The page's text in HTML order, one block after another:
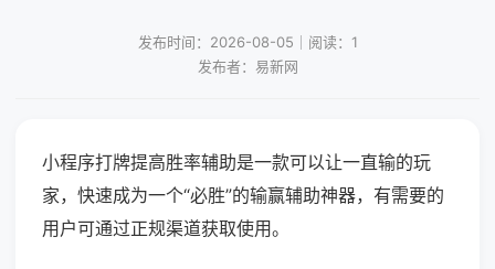
发布时间：2026-08-05｜阅读：1
发布者：易新网
小程序打牌提高胜率辅助是一款可以让一直输的玩
家，快速成为一个“必胜”的输赢辅助神器，有需要的
用户可通过正规渠道获取使用。